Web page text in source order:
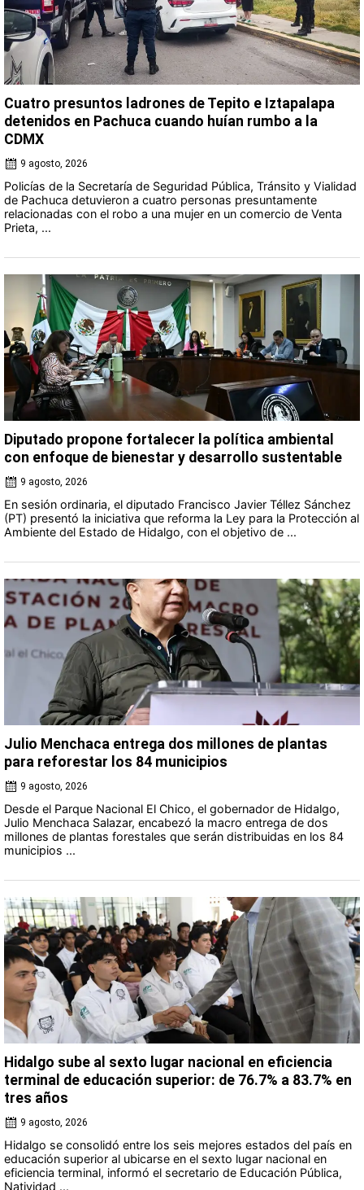
Cuatro presuntos ladrones de Tepito e Iztapalapa
detenidos en Pachuca cuando huían rumbo a la
CDMX
9 agosto, 2026
Policías de la Secretaría de Seguridad Pública, Tránsito y Vialidad
de Pachuca detuvieron a cuatro personas presuntamente
relacionadas con el robo a una mujer en un comercio de Venta
Prieta, ...
Diputado propone fortalecer la política ambiental
con enfoque de bienestar y desarrollo sustentable
9 agosto, 2026
En sesión ordinaria, el diputado Francisco Javier Téllez Sánchez
(PT) presentó la iniciativa que reforma la Ley para la Protección al
Ambiente del Estado de Hidalgo, con el objetivo de ...
Julio Menchaca entrega dos millones de plantas
para reforestar los 84 municipios
9 agosto, 2026
Desde el Parque Nacional El Chico, el gobernador de Hidalgo,
Julio Menchaca Salazar, encabezó la macro entrega de dos
millones de plantas forestales que serán distribuidas en los 84
municipios ...
Hidalgo sube al sexto lugar nacional en eficiencia
terminal de educación superior: de 76.7% a 83.7% en
tres años
9 agosto, 2026
Hidalgo se consolidó entre los seis mejores estados del país en
educación superior al ubicarse en el sexto lugar nacional en
eficiencia terminal, informó el secretario de Educación Pública,
Natividad ...